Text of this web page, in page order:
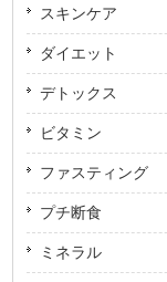
スキンケア
ダイエット
デトックス
ビタミン
ファスティング
プチ断食
ミネラル